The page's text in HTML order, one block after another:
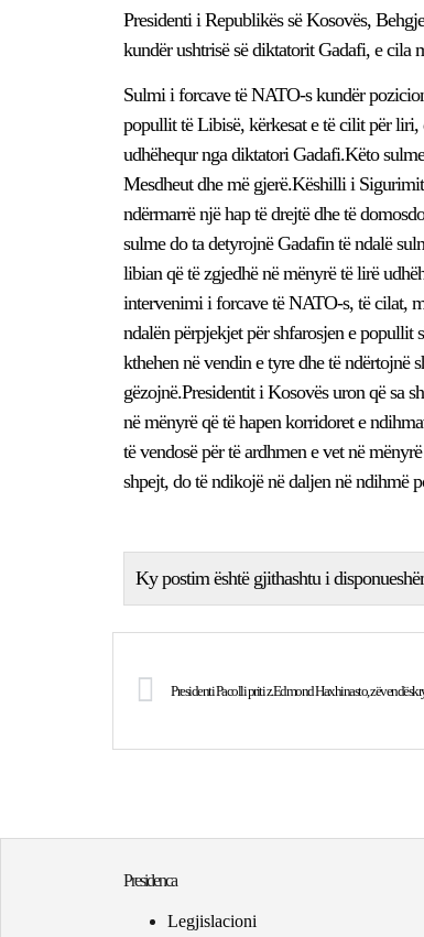
Presidenti i Republikës së Kosovës,
kundër ushtrisë së diktatorit Gadafi, e cila
Sulmi i forcave të NATO-s kundër
popullit të Libisë, kërkesat e të cilit për liri,
udhëhequr nga diktatori Gadafi.Këto
Mesdheut dhe më gjerë.Këshilli i
ndërmarrë një hap të drejtë dhe të
sulme do ta detyrojnë Gadafin të ndalë
libian që të zgjedhë në mënyrë të lirë
intervenimi i forcave të NATO-s, të cilat,
ndalën përpjekjet për shfarosjen e
kthehen në vendin e tyre dhe të ndërtojnë
gëzojnë.Presidentit i Kosovës uron që sa
në mënyrë që të hapen korridoret e
të vendosë për të ardhmen e vet në
shpejt, do të ndikojë në daljen në ndihmë
Ky postim është gjithashtu i
Presidenti Pacolli priti z.Edmond Haxhinasto,
Presidenca
Legjislacioni